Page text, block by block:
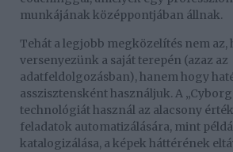
munkájának középpontjában állnak.
Tehát a legjobb megközelítés nem az,
versenyezünk a saját terepén (azaz az
adatfeldolgozásban), hanem hogy
asszisztensként használjuk. A
technológiát használ az alacsony
feladatok automatizálására, mint
katalogizálása, a képek háttérének